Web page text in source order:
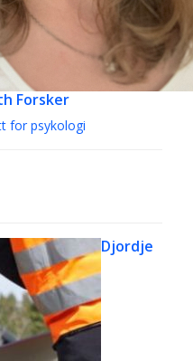
Forsker
for psykologi
Djordje